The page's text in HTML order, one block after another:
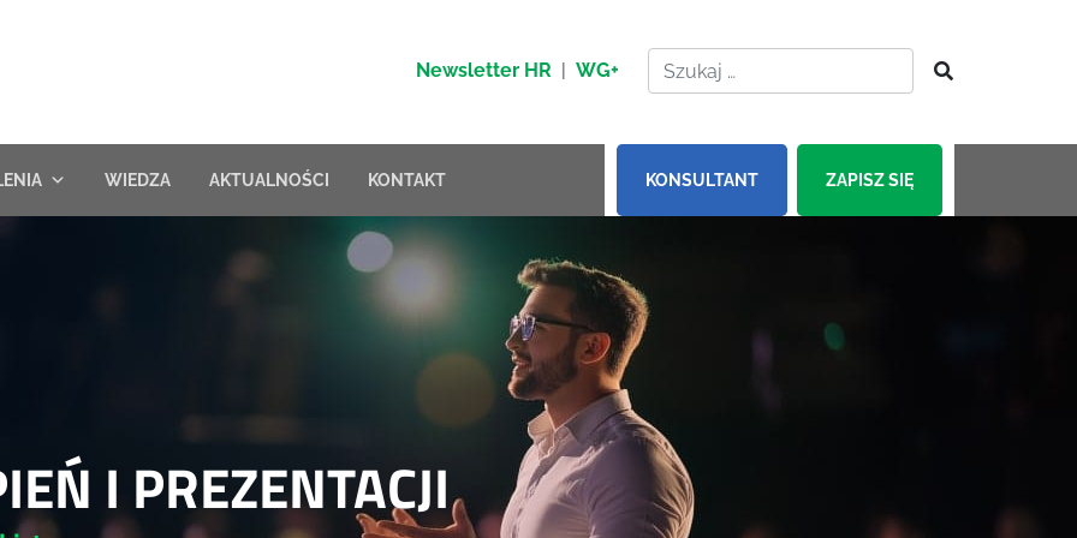
Newsletter HR | WG+
WIEDZA AKTUALNOŚCI KONTAKT KONSULTANT ZAPISZ SIĘ
I PREZENTACJI